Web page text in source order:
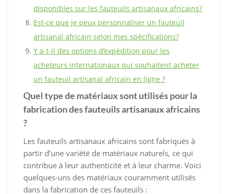
disponibles sur les fauteuils artisanaux africains?
Est-ce que je peux personnaliser un fauteuil
artisanal africain selon mes spécifications?
Y a-t-il des options d’expédition pour les
acheteurs internationaux qui souhaitent acheter
un fauteuil artisanal africain en ligne ?
Quel type de matériaux sont utilisés pour la
fabrication des fauteuils artisanaux africains
?
Les fauteuils artisanaux africains sont fabriqués à
partir d’une variété de matériaux naturels, ce qui
contribue à leur authenticité et à leur charme. Voici
quelques-uns des matériaux couramment utilisés
dans la fabrication de ces fauteuils :